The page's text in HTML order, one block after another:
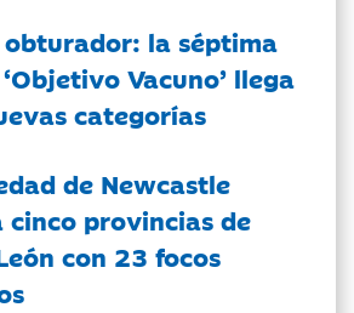
obturador: la séptima
Vacuno’ llega
categorías
de Newcastle
cinco provincias de
con 23 focos